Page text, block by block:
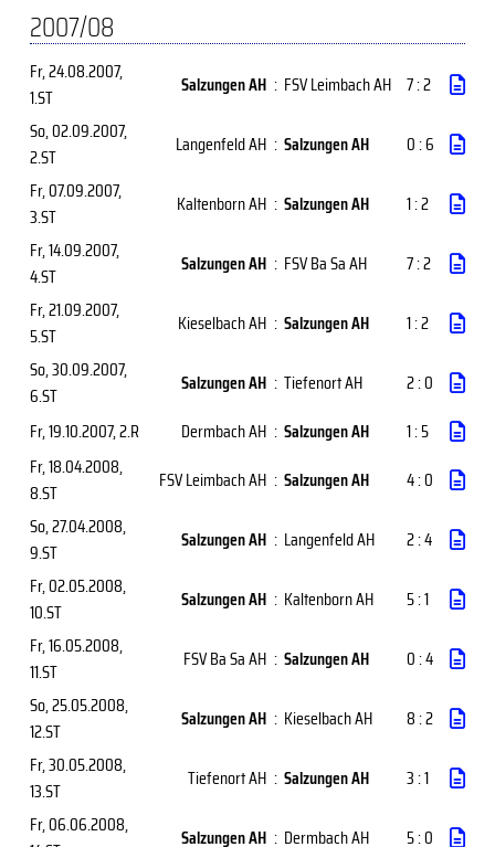
2007/08
Fr, 24.08.2007,
1.ST
Salzungen AH : FSV Leimbach AH 7 : 2
So, 02.09.2007,
2.ST
Langenfeld AH : Salzungen AH
0 : 6
Fr, 07.09.2007,
3.ST
Kaltenborn AH : Salzungen AH
1 : 2
Fr, 14.09.2007,
4.ST
Salzungen AH : FSV Ba Sa AH
7 : 2
Fr, 21.09.2007,
5.ST
Kieselbach AH : Salzungen AH
1 : 2
So, 30.09.2007,
6.ST
Salzungen AH : Tiefenort AH
2 : 0
Fr, 19.10.2007, 2.R Dermbach AH : Salzungen AH
1 : 5
Fr, 18.04.2008,
8.ST
FSV Leimbach AH : Salzungen AH
4 : 0
So, 27.04.2008,
9.ST
Salzungen AH : Langenfeld AH
2 : 4
Fr, 02.05.2008,
10.ST
Salzungen AH : Kaltenborn AH
5 : 1
Fr, 16.05.2008,
11.ST
FSV Ba Sa AH : Salzungen AH
0 : 4
So, 25.05.2008,
12.ST
Salzungen AH : Kieselbach AH
8 : 2
Fr, 30.05.2008,
13.ST
Tiefenort AH : Salzungen AH
3 : 1
Fr, 06.06.2008,
Salzungen AH : Dermbach AH 5 : 0